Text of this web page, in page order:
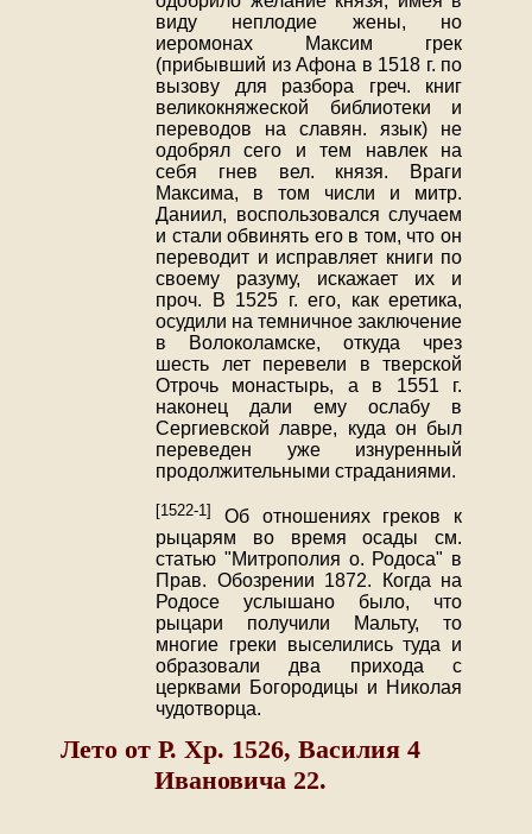
виду неплодие жены, но
иеромонах Максим грек
(прибывший из Афона в 1518 г. по
вызову для разбора греч. книг
великокняжеской библиотеки и
переводов на славян. язык) не
одобрял сего и тем навлек на
себя гнев вел. князя. Враги
Максима, в том числи и митр.
Даниил, воспользовался случаем
и стали обвинять его в том, что он
переводит и исправляет книги по
своему разуму, искажает их и
проч. В 1525 г. его, как еретика,
осудили на темничное заключение
в Волоколамске, откуда чрез
шесть лет перевели в тверской
Отрочь монастырь, а в 1551 г.
наконец дали ему ослабу в
Сергиевской лавре, куда он был
переведен уже изнуренный
продолжительными страданиями.
[1522-1]
Об отношениях греков к
рыцарям во время осады см.
статью "Митрополия о. Родоса" в
Прав. Обозрении 1872. Когда на
Родосе услышано было, что
рыцари получили Мальту, то
многие греки выселились туда и
образовали два прихода с
церквами Богородицы и Николая
чудотворца.
Лето от Р. Хр. 1526, Василия 4
Ивановича 22.